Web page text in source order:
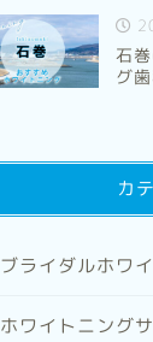
石
グ
カ
ブライダルホワ
ホワイトニング